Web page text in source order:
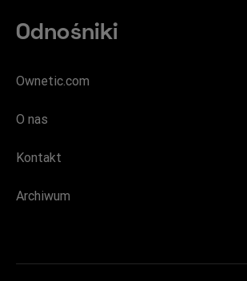
Odnośniki
Ownetic.com
O nas
Kontakt
Archiwum